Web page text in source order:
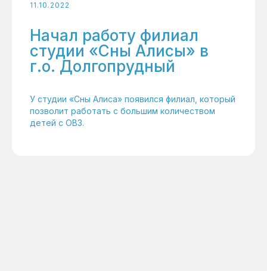
11.10.2022
Начал работу филиал
студии «Сны Алисы» в
г.о. Долгопрудный
У студии «Сны Алиса» появился филиал, который
позволит работать с большим количеством
детей с ОВЗ.